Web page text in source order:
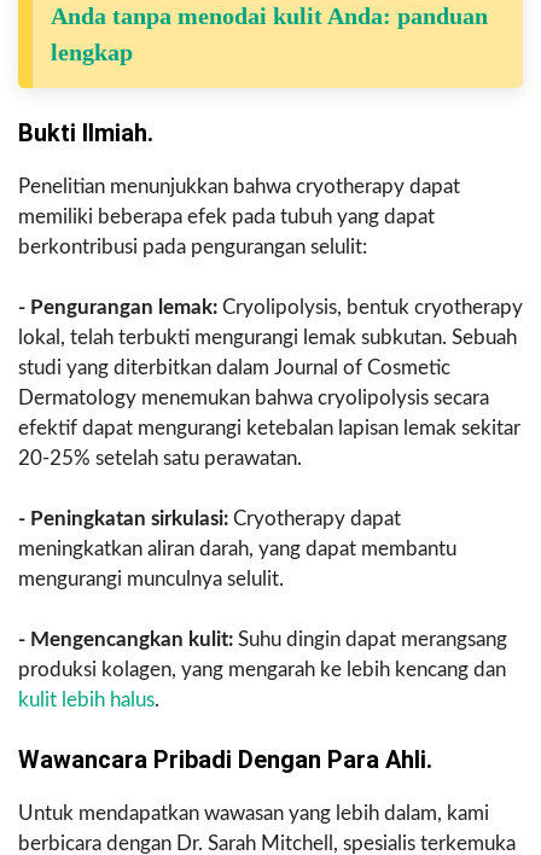
Anda tanpa menodai kulit Anda: panduan
lengkap
Bukti Ilmiah.
Penelitian menunjukkan bahwa cryotherapy dapat
memiliki beberapa efek pada tubuh yang dapat
berkontribusi pada pengurangan selulit:
- Pengurangan lemak: Cryolipolysis, bentuk cryotherapy
lokal, telah terbukti mengurangi lemak subkutan. Sebuah
studi yang diterbitkan dalam Journal of Cosmetic
Dermatology menemukan bahwa cryolipolysis secara
efektif dapat mengurangi ketebalan lapisan lemak sekitar
20-25% setelah satu perawatan.
- Peningkatan sirkulasi: Cryotherapy dapat
meningkatkan aliran darah, yang dapat membantu
mengurangi munculnya selulit.
- Mengencangkan kulit: Suhu dingin dapat merangsang
produksi kolagen, yang mengarah ke lebih kencang dan
kulit lebih halus.
Wawancara Pribadi Dengan Para Ahli.
Untuk mendapatkan wawasan yang lebih dalam, kami
berbicara dengan Dr. Sarah Mitchell, spesialis terkemuka